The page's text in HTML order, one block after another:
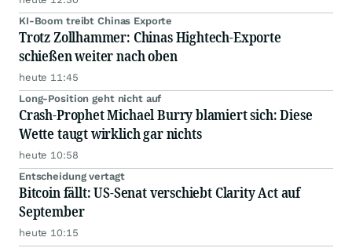
KI-Boom treibt Chinas Exporte
Trotz Zollhammer: Chinas Hightech-Exporte
schießen weiter nach oben
heute 11:45
Long-Position geht nicht auf
Crash-Prophet Michael Burry blamiert sich: Diese
Wette taugt wirklich gar nichts
heute 10:58
Entscheidung vertagt
Bitcoin fällt: US-Senat verschiebt Clarity Act auf
September
heute 10:15